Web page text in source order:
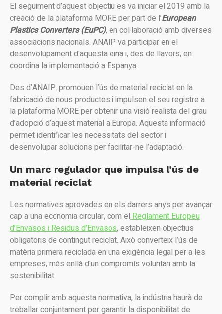
El seguiment d’aquest objectiu es va iniciar el 2019 amb la
creació de la plataforma MORE per part de l’European
Plastics Converters (EuPC), en col·laboració amb diverses
associacions nacionals. ANAIP va participar en el
desenvolupament d’aquesta eina i, des de llavors, en
coordina la implementació a Espanya.
Des d’ANAIP, promouen l’ús de material reciclat en la
fabricació de nous productes i impulsen el seu registre a
la plataforma MORE per obtenir una visió realista del grau
d’adopció d’aquest material a Europa. Aquesta informació
permet identificar les necessitats del sector i
desenvolupar solucions per facilitar-ne l’adaptació.
Un marc regulador que impulsa l’ús de
material reciclat
Les normatives aprovades en els darrers anys per avançar
cap a una economia circular, com elReglament Europeu
d’Envasos i Residus d’Envasos, estableixen objectius
obligatoris de contingut reciclat. Això converteix l’ús de
matèria primera reciclada en una exigència legal per a les
empreses, més enllà d’un compromís voluntari amb la
sostenibilitat.
Per complir amb aquesta normativa, la indústria haurà de
treballar conjuntament per garantir la disponibilitat de